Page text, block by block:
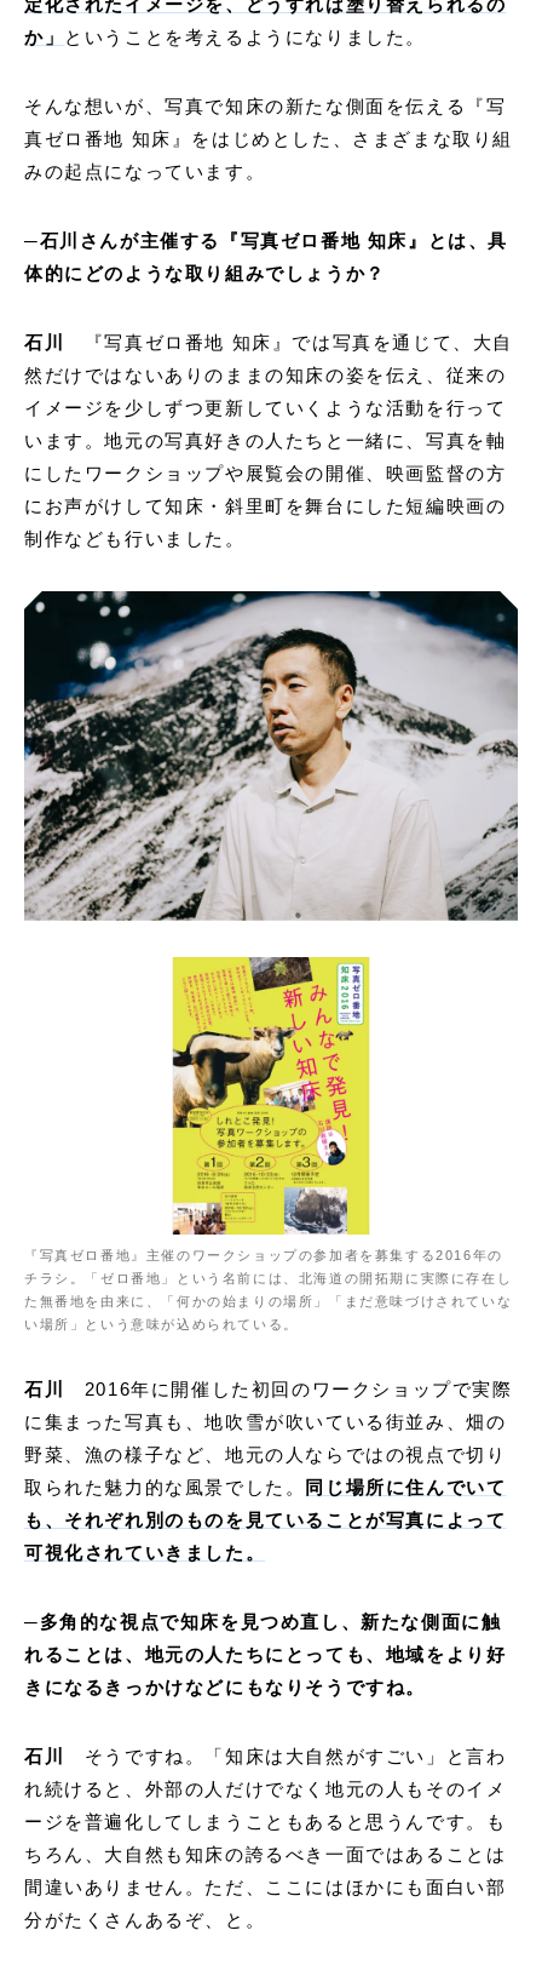
か」
ということを考えるようになりました。
そんな想いが、写真で知床の新たな側面を伝える『写
真ゼロ番地 知床』をはじめとした、さまざまな取り組
みの起点になっています。
─石川さんが主催する『写真ゼロ番地 知床』とは、具
体的にどのような取り組みでしょうか？
石川
『写真ゼロ番地 知床』では写真を通じて、大自
然だけではないありのままの知床の姿を伝え、従来の
イメージを少しずつ更新していくような活動を行って
います。地元の写真好きの人たちと一緒に、写真を軸
にしたワークショップや展覧会の開催、映画監督の方
にお声がけして知床・斜里町を舞台にした短編映画の
制作なども行いました。
『写真ゼロ番地』主催のワークショップの参加者を募集する2016年の
チラシ。「ゼロ番地」という名前には、北海道の開拓期に実際に存在し
た無番地を由来に、「何かの始まりの場所」「まだ意味づけされていな
い場所」という意味が込められている。
石川
2016年に開催した初回のワークショップで実際
に集まった写真も、地吹雪が吹いている街並み、畑の
野菜、漁の様子など、地元の人ならではの視点で切り
取られた魅力的な風景でした。
同じ場所に住んでいて
も、それぞれ別のものを見ていることが写真によって
可視化されていきました。
─多角的な視点で知床を見つめ直し、新たな側面に触
れることは、地元の人たちにとっても、地域をより好
きになるきっかけなどにもなりそうですね。
石川
そうですね。「知床は大自然がすごい」と言わ
れ続けると、外部の人だけでなく地元の人もそのイメ
ージを普遍化してしまうこともあると思うんです。も
ちろん、大自然も知床の誇るべき一面ではあることは
間違いありません。ただ、ここにはほかにも面白い部
分がたくさんあるぞ、と。